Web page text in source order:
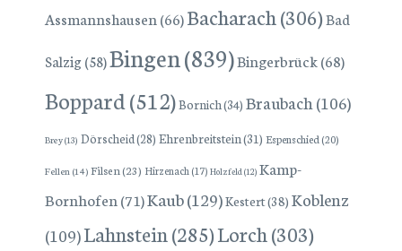
Assmannshausen (66)Bacharach(306)Bad
Salzig(58)Bingen(839)Bingerbrück(68)
Boppard(512)Bornich(34) Braubach (106)
Brey(13) Dörscheid(28) Ehrenbreitstein(31) Espenschied (20)
Fellen (14) Filsen(23) Hirzenach (17) Holzfeld(12) Kamp-
Bornhofen (71)Kaub(129)Kestert(38) Koblenz
(109)Lahnstein(285)Lorch(303)